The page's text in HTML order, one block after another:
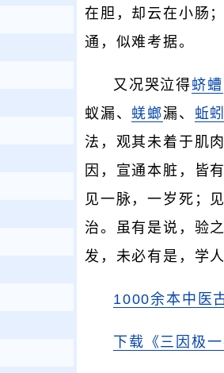
在胆，却云在小肠
通，似难考据。
又况哭泣得蛴螬
蚁漏、蜣螂漏、 蚯
法，观其未着于肌
因，宣通本脏，皆
见一脉，一岁死；
治。虽有是说，验
发，未必有是，学
1000余本中医
下载《三因极